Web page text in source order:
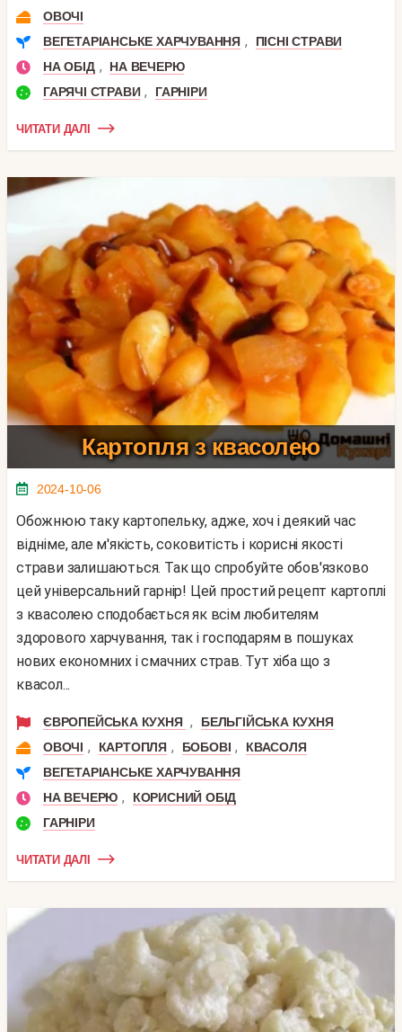
ОВОЧІ
ВЕГЕТАРІАНСЬКЕ ХАРЧУВАННЯ ,
ПІСНІ СТРАВИ
НА ОБІД ,
НА ВЕЧЕРЮ
ГАРЯЧІ СТРАВИ , ГАРНІРИ
ЧИТАТИ ДАЛІ
Картопля з квасолею
2024-10-06
Обожнюю таку картопельку, адже, хоч і деякий час
відніме, але м'якість, соковитість і корисні якості
страви залишаються. Так що спробуйте обов'язково
цей універсальний гарнір! Цей простий рецепт картоплі
з квасолею сподобається як всім любителям
здорового харчування, так і господарям в пошуках
нових економних і смачних страв. Тут хіба що з
квасол...
ЄВРОПЕЙСЬКА КУХНЯ ,
БЕЛЬГІЙСЬКА КУХНЯ
ОВОЧІ , КАРТОПЛЯ , БОБОВІ ,
КВАСОЛЯ
ВЕГЕТАРІАНСЬКЕ ХАРЧУВАННЯ
НА ВЕЧЕРЮ ,
КОРИСНИЙ ОБІД
ГАРНІРИ
ЧИТАТИ ДАЛІ